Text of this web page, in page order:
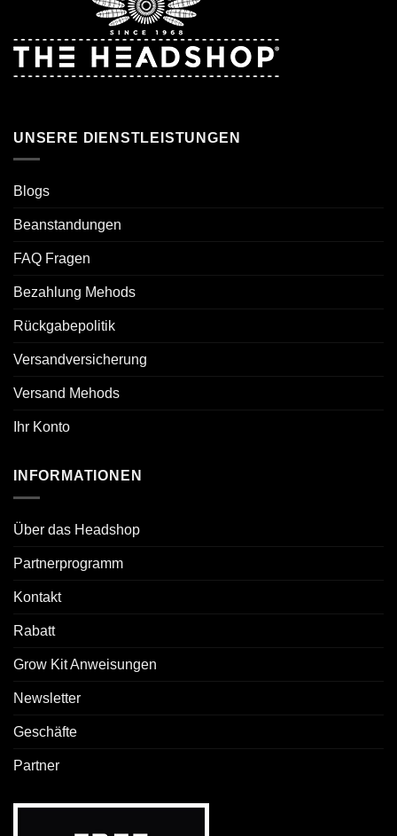
UNSERE DIENSTLEISTUNGEN
Blogs
Beanstandungen
FAQ Fragen
Bezahlung Mehods
Rückgabepolitik
Versandversicherung
Versand Mehods
Ihr Konto
INFORMATIONEN
Über das Headshop
Partnerprogramm
Kontakt
Rabatt
Grow Kit Anweisungen
Newsletter
Geschäfte
Partner